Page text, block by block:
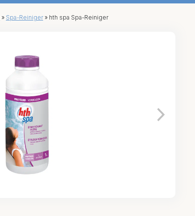
» Spa-Reiniger » hth spa Spa-Reiniger